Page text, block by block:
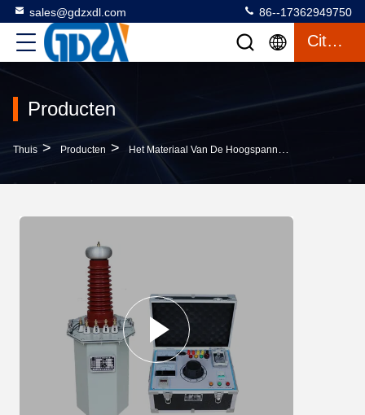
sales@gdzxdl.com 86--17362949750
Citaat
Producten
Thuis > Producten > Het Materiaal Van De Hoogspanningstest